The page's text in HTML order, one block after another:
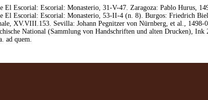
El Escorial: Escorial: Monasterio, 31-V-47. Zaragoza: Pablo Hurus,
El Escorial: Escorial: Monasterio, 53-II-4 (n. 8). Burgos: Friedrich
XV.VIII.153. Sevilla: Johann Pegnitzer von Nürnberg, et al.,
National (Sammlung von Handschriften und alten Drucken),
ad quem.